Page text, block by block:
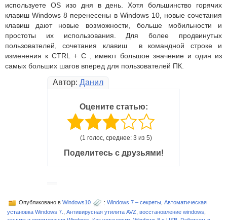
используете OS изо дня в день. Хотя большинство горячих
клавиш Windows 8 перенесены в Windows 10, новые сочетания
клавиш дают новые возможности, больше мобильности и
простоты их использования. Для более продвинутых
пользователей, сочетания клавиш в командной строке и
изменения к CTRL + C , имеют большое значение и один из
самых больших шагов вперед для пользователей ПК.
Автор: Данил
Оцените статью:
(1 голос, среднее: 3 из 5)
Поделитесь с друзьями!
Опубликовано в Windows10 : Windows 7 – секреты Автоматическая
установка Windows 7.
Антивирусная утилита AVZ восстановление windows